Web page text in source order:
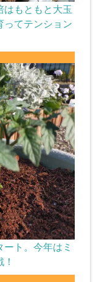
はもともと大玉
ってテンション
ート。今年はミ